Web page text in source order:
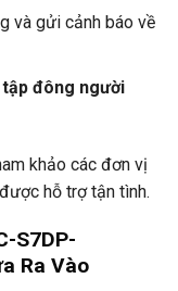
và gửi cảnh báo về
đông người
khảo các đơn vị
hỗ trợ tận tình.
S7DP-
Ra Vào